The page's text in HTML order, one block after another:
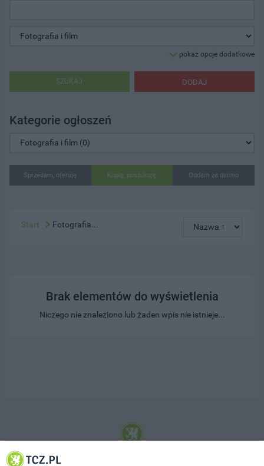
pokaż opcje dodatkowe
DODAJ
SZUKAJ
Kategorie ogłoszeń
Sprzedam, oferuję Kupię, poszukuję Oddam za darmo
Start Fotografia...
Brak elementów do wyświetlenia
Niczego nie znaleziono lub żaden wpis nie istnieje...
© 2001-2026 Tczew - TCZ.PL Sp. z o.o. Internetowy Serwis Informacyjny Miasta